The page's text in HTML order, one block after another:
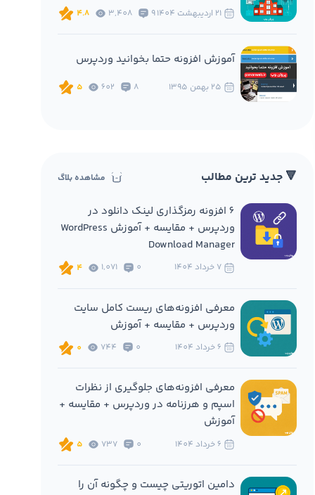
9
3,408
4.8
آموزش افزونه حتما بخوانید وردپرس
8
602
5
🔻 جدید ترین مطالب مشاهده بلاگ
6 افزونه‌ رمزگذاری لینک دانلود در
وردپرس + مقایسه + آموزش WordPress
Download Manager
0
1,071
4
معرفی افزونه‌های ریست کامل سایت
وردپرس + مقایسه + آموزش
0
744
0
معرفی افزونه‌های جلوگیری از نظرات
اسپم و هرزنامه در وردپرس + مقایسه +
آموزش
0
737
5
دامین اتوریتی چیست و چگونه آن را